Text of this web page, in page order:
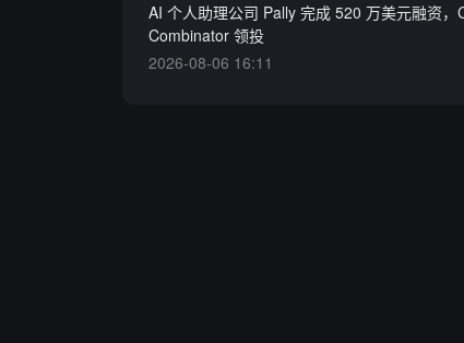
AI 个人助理公司 Pally 完成 520 万美元融资
Combinator 领投
2026-08-06 16:11